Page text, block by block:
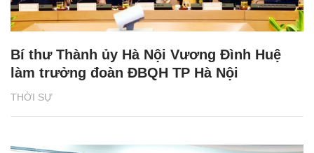
THỜI SỰ
Bí thư Thành ủy Hà Nội Vương Đình Huệ
làm trưởng đoàn ĐBQH TP Hà Nội